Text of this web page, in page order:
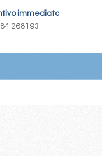
immediato
268193